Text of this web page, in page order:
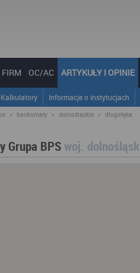
FIRM OC/AC ARTYKUŁY I OPINIE
Kalkulatory Informacje o instytucjach
» bankomaty » dolnośląskie » długołęka
Grupa BPS woj.